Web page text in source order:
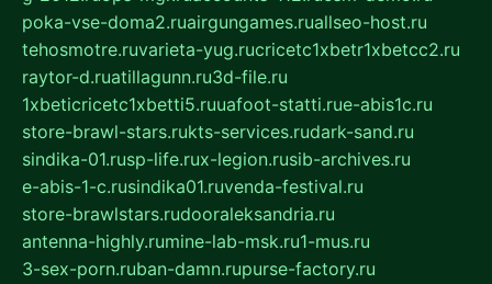
poka-vse-doma2.ruairgungames.ruallseo-host.ru
tehosmotre.ruvarieta-yug.rucricetc1xbetr1xbetcc2.ru
raytor-d.ruatillagunn.ru3d-file.ru
1xbeticricetc1xbetti5.ruuafoot-statti.rue-abis1c.ru
store-brawl-stars.rukts-services.rudark-sand.ru
sindika-01.rusp-life.rux-legion.rusib-archives.ru
e-abis-1-c.rusindika01.ruvenda-festival.ru
store-brawlstars.rudooraleksandria.ru
antenna-highly.rumine-lab-msk.ru1-mus.ru
3-sex-porn.ruban-damn.rupurse-factory.ru